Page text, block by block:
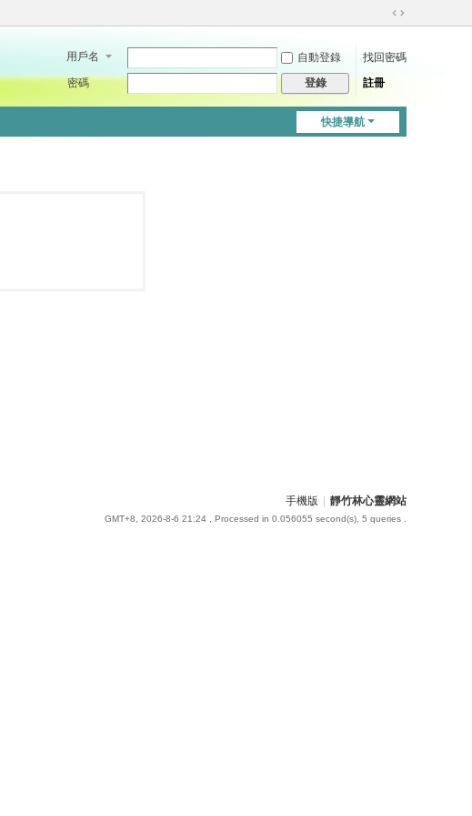
切
到
用戶名 自動登錄
找回密碼
密碼
登錄 註冊
快捷導航
手機版 靜竹林心靈網站
GMT+8, 2026-8-6 21:24 , Processed in 0.056055 second(s), 5 queries .